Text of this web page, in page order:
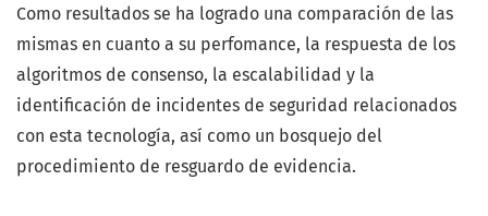
Como resultados se ha logrado una comparación de las
mismas en cuanto a su perfomance, la respuesta de los
algoritmos de consenso, la escalabilidad y la
identificación de incidentes de seguridad relacionados
con esta tecnología, así como un bosquejo del
procedimiento de resguardo de evidencia.